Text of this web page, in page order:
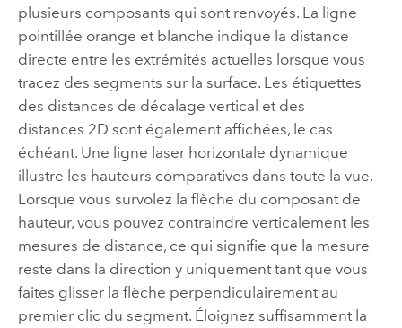
plusieurs composants qui sont renvoyés. La ligne
pointillée orange et blanche indique la distance
directe entre les extrémités actuelles lorsque vous
tracez des segments sur la surface. Les étiquettes
des distances de décalage vertical et des
distances 2D sont également affichées, le cas
échéant. Une ligne laser horizontale dynamique
illustre les hauteurs comparatives dans toute la vue.
Lorsque vous survolez la flèche du composant de
hauteur, vous pouvez contraindre verticalement les
mesures de distance, ce qui signifie que la mesure
reste dans la direction y uniquement tant que vous
faites glisser la flèche perpendiculairement au
premier clic du segment. Éloignez suffisamment la